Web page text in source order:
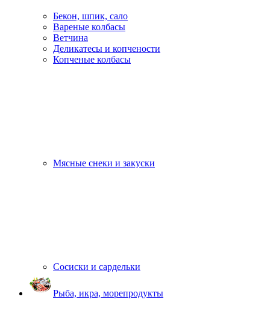
Бекон, шпик, сало
Вареные колбасы
Ветчина
Деликатесы и копчености
Копченые колбасы
Мясные снеки и закуски
Сосиски и сардельки
Рыба, икра, морепродукты